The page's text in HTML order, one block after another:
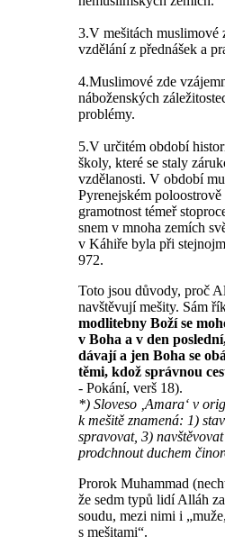
3.V mešitách muslimové
vzdělání z přednášek a
4.Muslimové zde
náboženských
problémy.
5.V určitém období
školy, které se staly
vzdělanosti. V období
Pyrenejském
gramotnost témeř
snem v mnoha zemích
v Káhiře byla při
972.
Toto jsou důvody, proč
navštěvují mešity. Sám
modlitebny Boží se
v Boha a v den
dávají a jen Boha se
těmi, kdož správnou
- Pokání, verš 18).
*) Sloveso ‚Amara‘ v
k mešitě znamená: 1)
spravovat, 3)
prodchnout duchem
Prorok Muhammad
že sedm typů lidí Alláh
soudu, mezi nimi i
s mešitami“.